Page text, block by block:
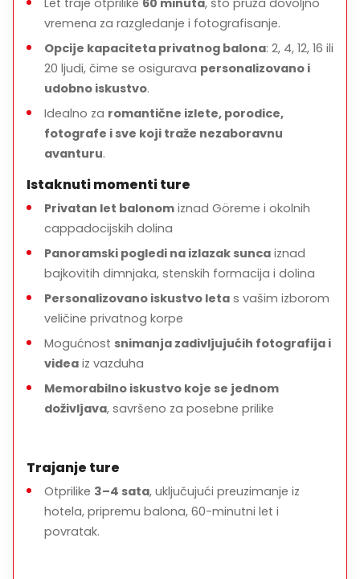
Lebdite iznadnajlepših dolina i stena
Uživajte ulaganom doručku i tostu šampanjacom
Privatno ipersonalizovano iskustvo leta
Prevozi iz hotela
uključeni radi pogodnosti
Let traje otprilike 60 minuta, što pruža dovoljno
vremena za razgledanje i fotografisanje.
Opcije kapaciteta privatnog balona: 2, 4, 12, 16 ili
20 ljudi, čime se osigurava personalizovano i
udobno iskustvo.
Idealno za romantične izlete, porodice,
fotografe i sve koji traže nezaboravnu
avanturu.
Istaknuti momenti ture
Privatan let balonom iznad Göreme i okolnih
cappadocijskih dolina
Panoramski pogledi na izlazak sunca iznad
bajkovitih dimnjaka, stenskih formacija i dolina
Personalizovano iskustvo leta s vašim izborom
veličine privatnog korpe
Mogućnost snimanja zadivljujućih fotografija i
videa iz vazduha
Memorabilno iskustvo koje se jednom
doživljava, savršeno za posebne prilike
Trajanje ture
Otprilike 3–4 sata, uključujući preuzimanje iz
hotela, pripremu balona, 60-minutni let i
povratak.